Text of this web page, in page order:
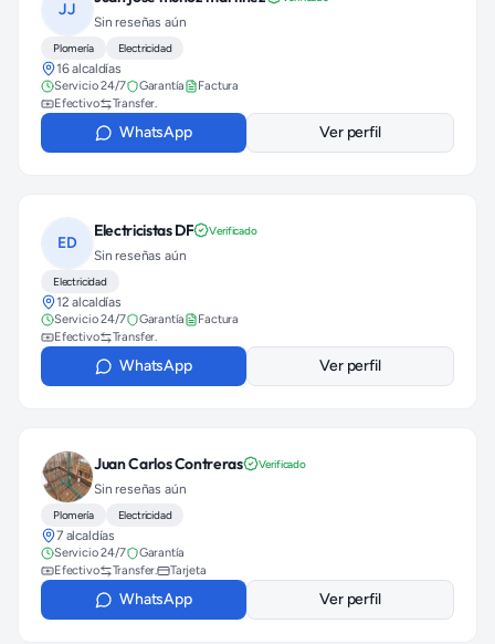
JJ
Sin reseñas aún
Plomería Electricidad
16 alcaldías
Servicio 24/7 Garantía
Factura
Efectivo
Transfer.
WhatsApp Ver perfil
ED
Electricistas DF Verificado
Sin reseñas aún
Electricidad
12 alcaldías
Servicio 24/7 Garantía
Factura
Efectivo
Transfer.
WhatsApp Ver perfil
Juan Carlos Contreras Verificado
Sin reseñas aún
Plomería Electricidad
7 alcaldías
Servicio 24/7
Garantía
Efectivo
Transfer. Tarjeta
WhatsApp Ver perfil